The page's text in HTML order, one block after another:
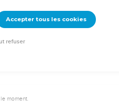
the Society of Biblical Literature and
moment.
Accepter tous les cookies
refuser